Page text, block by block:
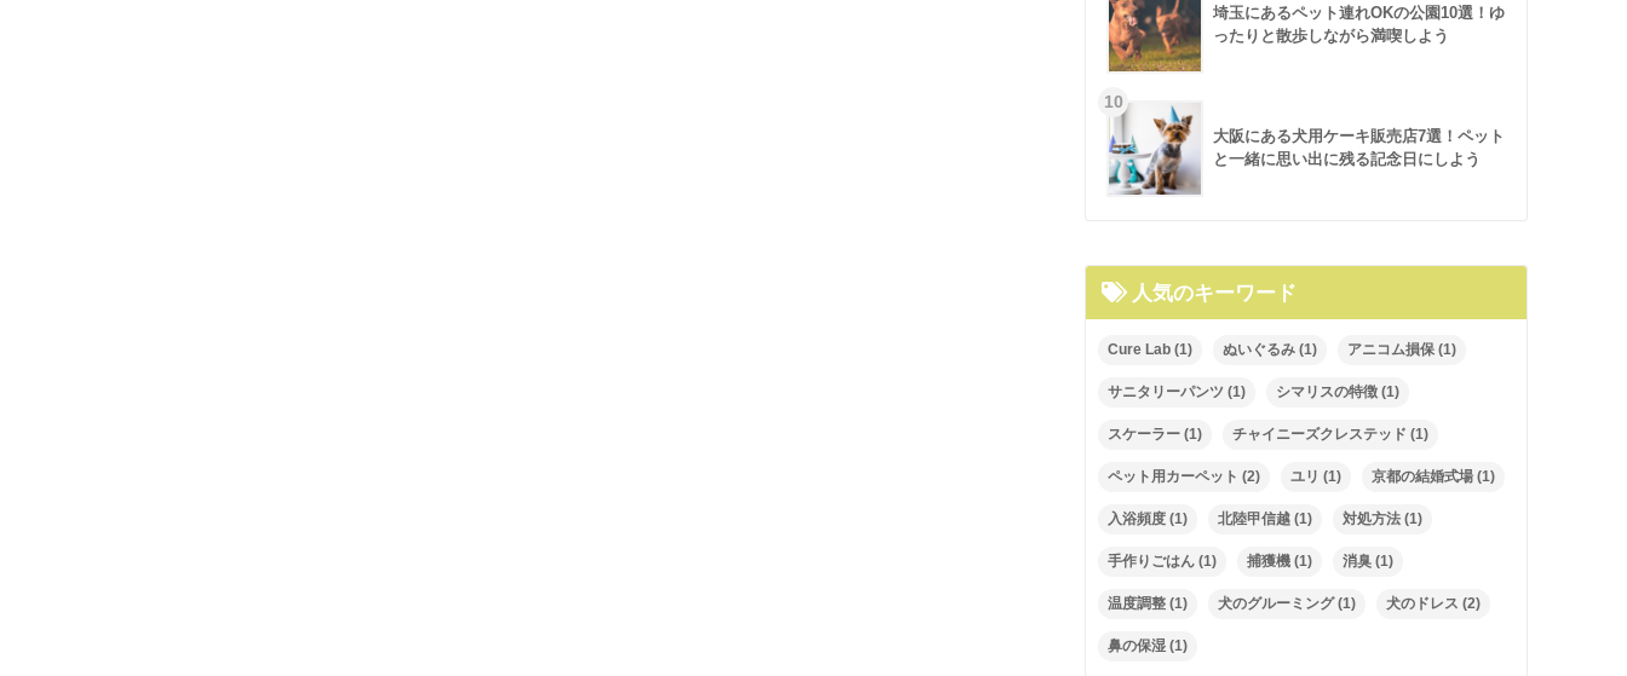
埼玉にあるペット連れOKの公園10選！ゆ
ったりと散歩しながら満喫しよう
大阪にある犬用ケーキ販売店7選！ペット
と一緒に思い出に残る記念日にしよう
人気のキーワード
Cure Lab (1) ぬいぐるみ (1) アニコム損保 (1)
サニタリーパンツ (1) シマリスの特徴 (1)
スケーラー (1) チャイニーズクレステッド (1)
ペット用カーペット (2) ユリ (1) 京都の結婚式場 (1)
入浴頻度 (1) 北陸甲信越 (1) 対処方法 (1)
手作りごはん (1) 捕獲機 (1) 消臭 (1)
温度調整 (1) 犬のグルーミング(1) 犬のドレス (2)
鼻の保湿 (1)